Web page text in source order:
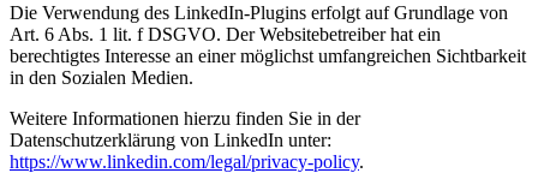
Die Verwendung des LinkedIn-Plugins erfolgt auf Grundlage von
Art. 6 Abs. 1 lit. f DSGVO. Der Websitebetreiber hat ein
berechtigtes Interesse an einer möglichst umfangreichen Sichtbarkeit
in den Sozialen Medien.
Weitere Informationen hierzu finden Sie in der
Datenschutzerklärung von LinkedIn unter:
https://www.linkedin.com/legal/privacy-policy.